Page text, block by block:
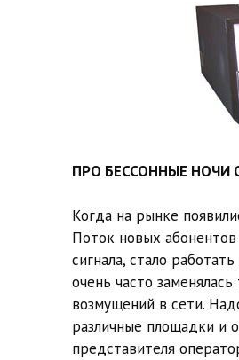
ПРО БЕССОННЫЕ НОЧИ
Когда на рынке
Поток новых
сигнала, стало
очень часто
возмущений в сети.
различные площадки и
представителя